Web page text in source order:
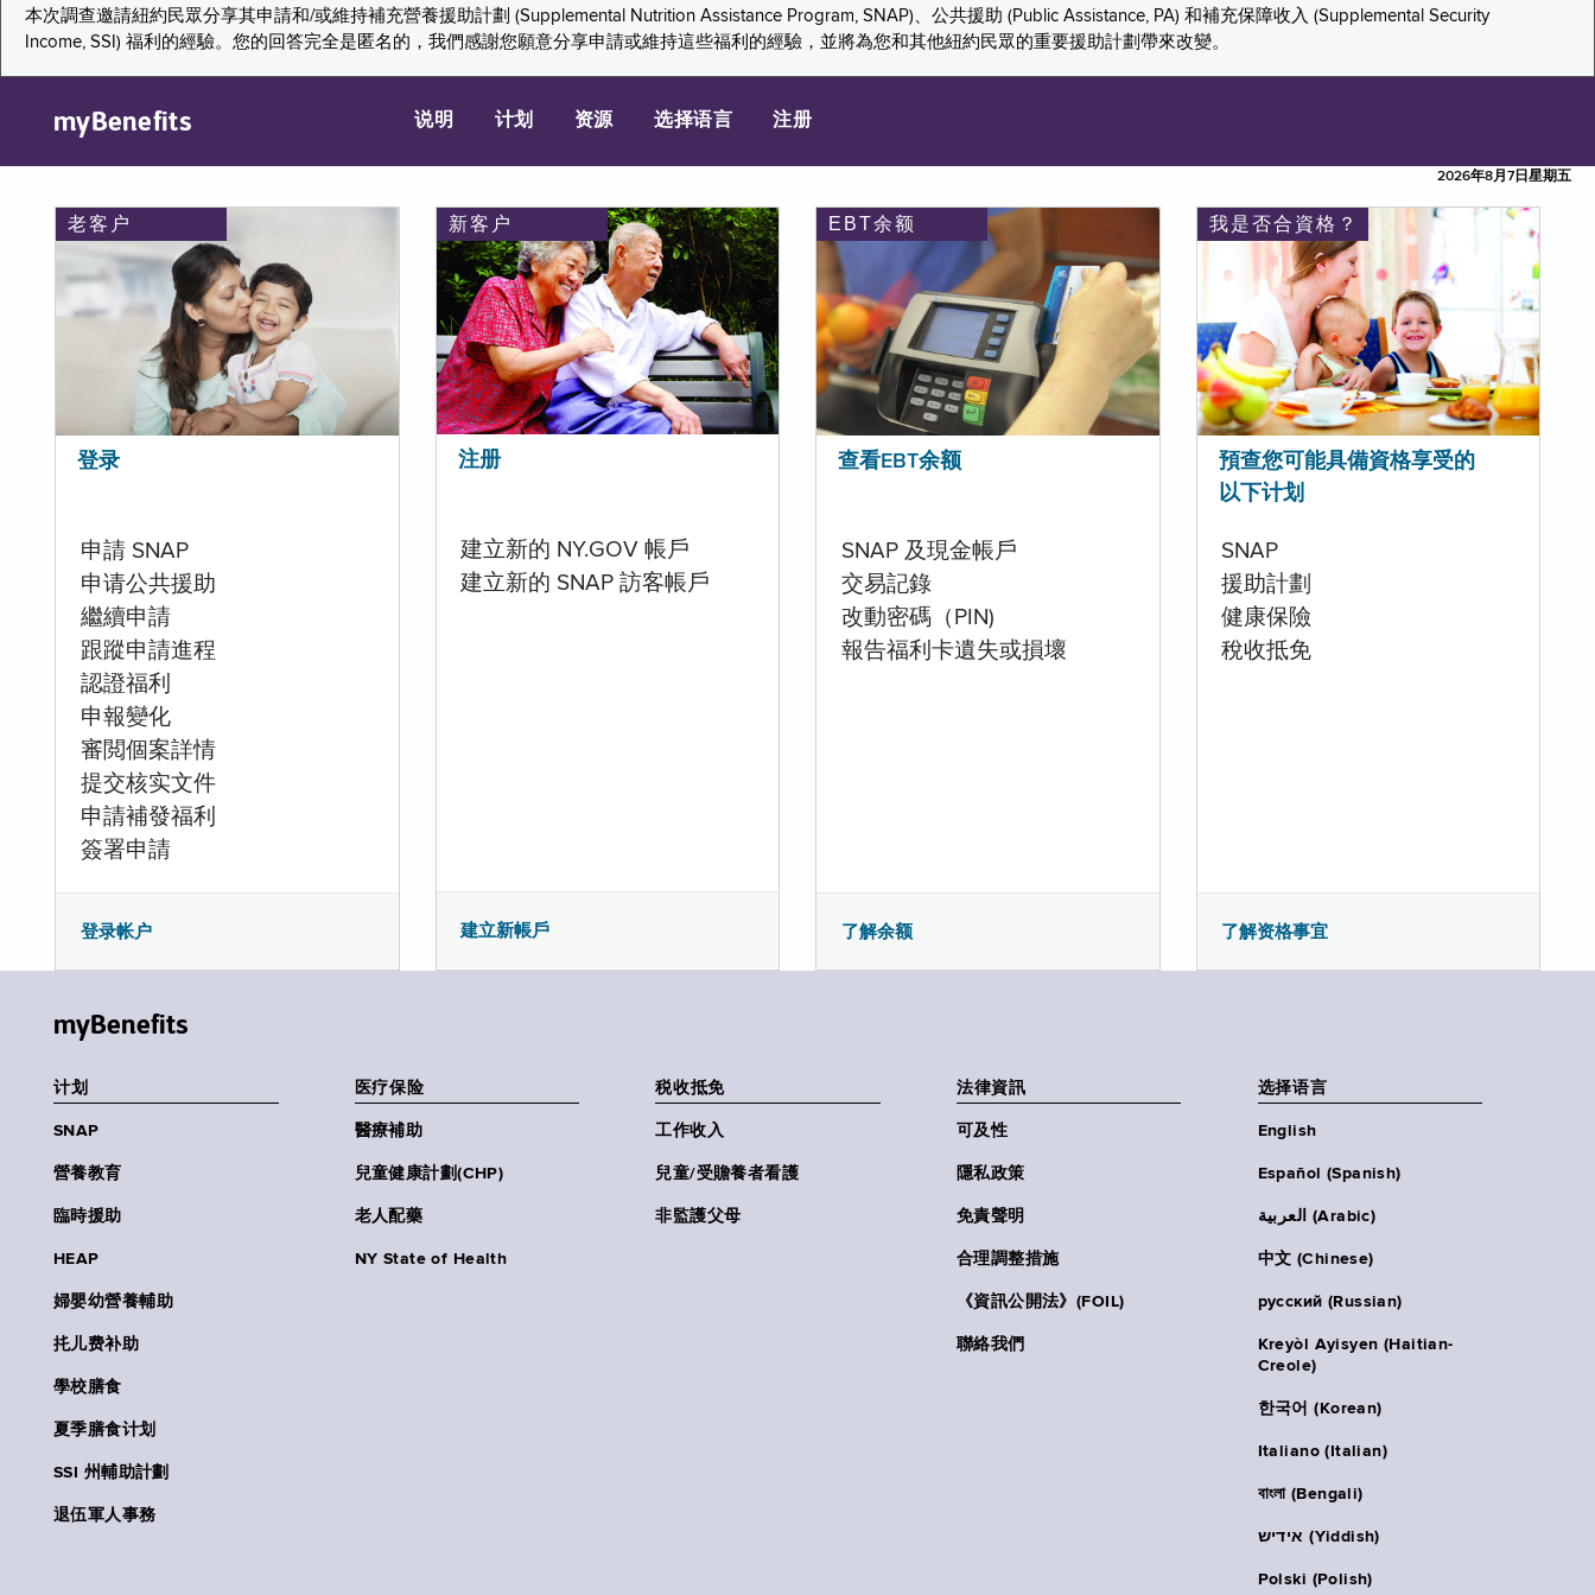
本次調查邀請紐約民眾分享其申請和/或維持補充營養援助計劃 (Supplemental Nutrition Assistance Program, SNAP)、公共援助 (Public Assistance, PA) 和補充保障收入 (Supplemental Security
Income, SSI) 福利的經驗。您的回答完全是匿名的，我們感謝您願意分享申請或維持這些福利的經驗，並將為您和其他紐約民眾的重要援助計劃帶來改變。
myBenefits 说明 计划 资源 选择语言 注册
2026年8月7日星期五
老客户
登录
申請 SNAP
申请公共援助
繼續申請
跟蹤申請進程
認證福利
申報變化
審閲個案詳情
提交核实文件
申請補發福利
簽署申請
登录帐户
新客户
注册
建立新的 NY.GOV 帳戶
建立新的 SNAP 訪客帳戶
建立新帳戶
EBT余额
查看EBT余额
SNAP 及現金帳戶
交易記錄
改動密碼（PIN)
報告福利卡遺失或損壞
了解余额
我是否合資格？
預查您可能具備資格享受的
以下计划
SNAP
援助計劃
健康保險
稅收抵免
了解资格事宜
myBenefits
计划
SNAP
營養教育
臨時援助
HEAP
婦嬰幼營養輔助
扥儿费补助
學校膳食
夏季膳食计划
SSI 州輔助計劃
退伍軍人事務
医疗保险
醫療補助
兒童健康計劃(CHP)
老人配藥
NY State of Health
税收抵免
工作收入
兒童/受贍養者看護
非監護父母
法律資訊
可及性
隱私政策
免責聲明
合理調整措施
《資訊公開法》(FOIL)
聯絡我們
选择语言
English
Español (Spanish)
العربية (Arabic)
中文 (Chinese)
русский (Russian)
Kreyòl Ayisyen (Haitian-
Creole)
한국어 (Korean)
Italiano (Italian)
বাংলা (Bengali)
אידיש (Yiddish)
Polski (Polish)